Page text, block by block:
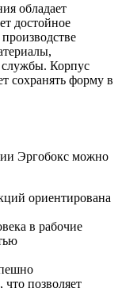
обладает
достойное
Корпус
сохранять форму в
Эргобокс можно
ориентирована
в рабочие
позволяет